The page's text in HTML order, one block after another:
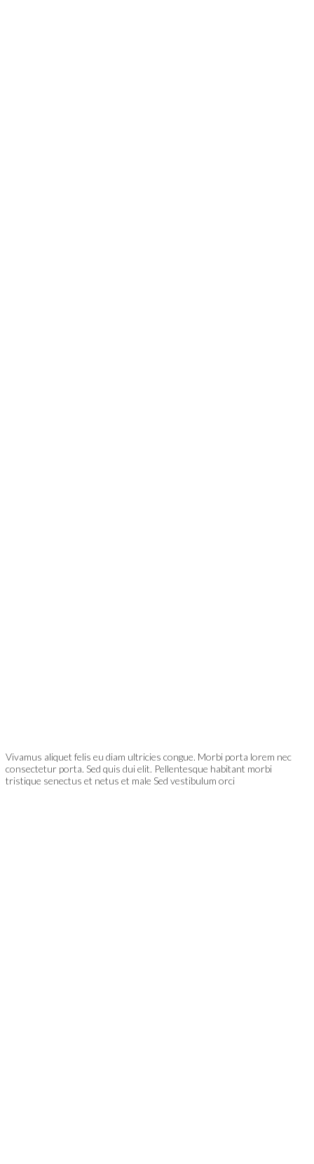
Vivamus aliquet felis eu diam ultricies congue. Morbi porta lorem nec
consectetur porta. Sed quis dui elit. Pellentesque habitant morbi
tristique senectus et netus et male Sed vestibulum orci